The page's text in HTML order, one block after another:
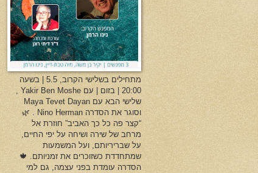
מתחילים בשלישי הקרוב, 5.5 | בשעה
20:00 | בזום | עם Yakir Ben Moshe ,
שלישי הבא עם Maya Tevet Dayan
וסוגר את הסדרה Nino Herman . 🌿
“קצר פה כל כך האביב” חוזרת אל
מרחב של שירה ושיחה על יפי החיים,
על שבריריותם, ועל המשמעות
שמתחדדת כשזוכרים את זמניותם. 🍁
הסדרה עומדת בפני עצמה, גם למי